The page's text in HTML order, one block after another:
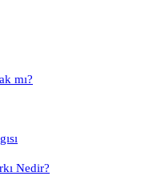
mı?
Nedir?